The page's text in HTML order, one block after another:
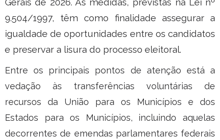
9.504/1997, têm como finalidade assegurar a
igualdade de oportunidades entre os candidatos
e preservar a lisura do processo eleitoral.
Entre os principais pontos de atenção está a
vedação às transferências voluntárias de
recursos da União para os Municípios e dos
Estados para os Municípios, incluindo aquelas
decorrentes de emendas parlamentares federais